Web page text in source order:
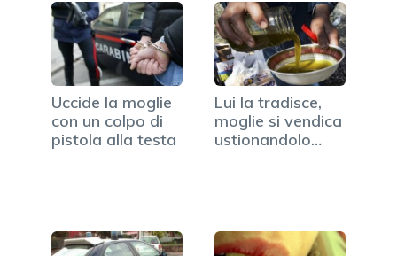
Uccide la moglie
con un colpo di
pistola alla testa
Lui la tradisce,
moglie si vendica
ustionandolo